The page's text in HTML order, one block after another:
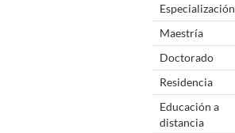
Especialización
Maestría
Doctorado
Residencia
Educación a
distancia